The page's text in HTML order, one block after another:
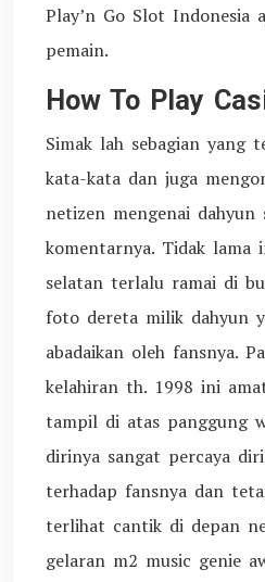
Play’n Go Slot Indonesia
pemain.
How To Play
Simak lah sebagian yang
kata-kata dan juga
netizen mengenai
komentarnya. Tidak lama
selatan terlalu ramai di
foto dereta milik dahyun
abadaikan oleh fansnya.
kelahiran th. 1998 ini
tampil di atas panggung
dirinya sangat percaya
terhadap fansnya dan
terlihat cantik di depan
gelaran m2 music genie